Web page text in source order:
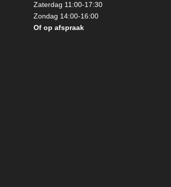
Zaterdag 11:00-17:30
Zondag 14:00-16:00
Of op afspraak